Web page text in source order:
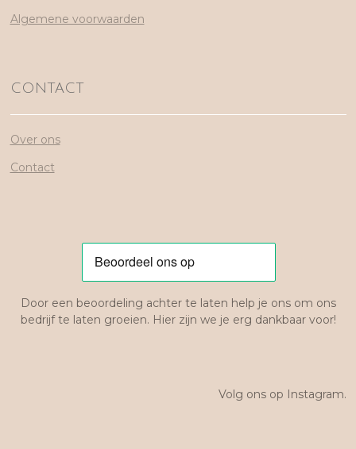
Algemene voorwaarden
CONTACT
Over ons
Contact
Door een beoordeling achter te laten help je ons om ons
bedrijf te laten groeien. Hier zijn we je erg dankbaar voor!
Volg ons op Instagram.